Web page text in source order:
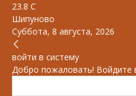
23.8 C
Шипуново
Суббота, 8 августа, 2026
войти в систему
Добро пожаловать! Войдите